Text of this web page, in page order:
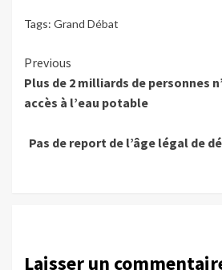
Tags: Grand Débat
Continue
Reading
Previous
Plus de 2 milliards de personnes
accès à l’eau potable
Pas de report de l’âge légal de
Laisser un